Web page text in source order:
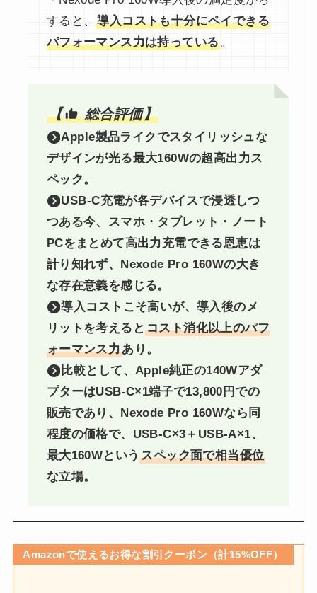
すると、導入コストも十分にペイできる
パフォーマンス力は持っている。
【 総合評価】
Apple製品ライクでスタイリッシュな
デザインが光る最大160Wの超高出力ス
ペック。
USB-C充電が各デバイスで浸透しつ
つある今、スマホ・タブレット・ノート
PCをまとめて高出力充電できる恩恵は
計り知れず、Nexode Pro 160Wの大き
な存在意義を感じる。
導入コストこそ高いが、導入後のメ
リットを考えると コスト消化以上のパフ
ォーマンス力あり。
比較として、Apple純正の140Wアダ
プターはUSB-C×1端子で13,800円での
販売であり、Nexode Pro 160Wなら同
程度の価格で、USB-C×3＋USB-A×1、
最大160Wというスペック面で相当優位
な立場。
Amazonで使えるお得な割引クーポン（計15%OFF）